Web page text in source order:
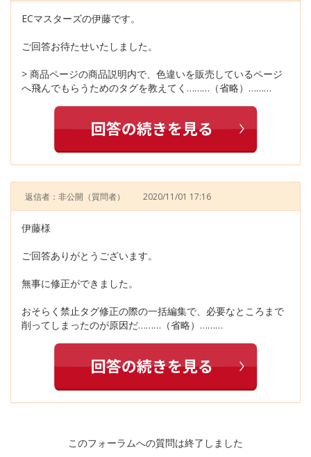
ECマスターズの伊藤です。
ご回答お待たせいたしました。
> 商品ページの商品説明内で、色違いを販売しているページ
へ飛んでもらうためのタグを教えてく………（省略）………
返信者：非公開 （質問者） 2020/11/01 17:16
伊藤様
ご回答ありがとうございます。
無事に修正ができました。
おそらく禁止タグ修正の際の一括編集で、必要なところまで
削ってしまったのが原因だ………（省略）………
このフォーラムへの質問は終了しました